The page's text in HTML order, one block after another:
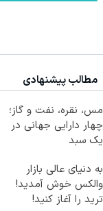
مطالب پیشنهادی
مس، نقره، نفت و گاز؛
چهار دارایی جهانی در
یک سبد
به دنیای عالی بازار
والکس خوش آمدید!
ترید را آغاز کنید!